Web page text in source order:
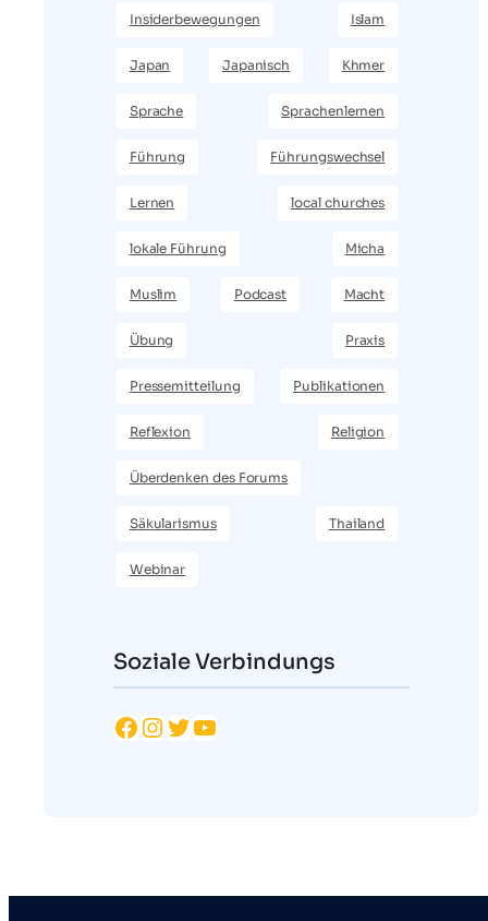
Insiderbewegungen Islam
Japan Japanisch Khmer
Sprache Sprachenlernen
Führung Führungswechsel
Lernen local churches
lokale Führung Micha
Muslim Podcast Macht
Übung Praxis
Pressemitteilung Publikationen
Reflexion Religion
Überdenken des Forums
Säkularismus Thailand
Webinar
Soziale Verbindungs
Facebook Instagram Twitter YouTube